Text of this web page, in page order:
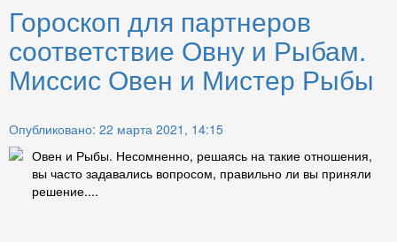
Гороскоп для партнеров
соответствие Овну и Рыбам.
Миссис Овен и Мистер Рыбы
Опубликовано: 22 марта 2021, 14:15
Овен и Рыбы. Несомненно, решаясь на такие отношения,
вы часто задавались вопросом, правильно ли вы приняли
решение....